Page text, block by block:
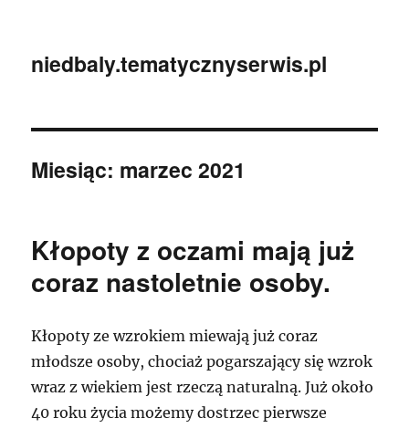
niedbaly.tematycznyserwis.pl
Miesiąc: marzec 2021
Kłopoty z oczami mają już
coraz nastoletnie osoby.
Kłopoty ze wzrokiem miewają już coraz
młodsze osoby, chociaż pogarszający się wzrok
wraz z wiekiem jest rzeczą naturalną. Już około
40 roku życia możemy dostrzec pierwsze